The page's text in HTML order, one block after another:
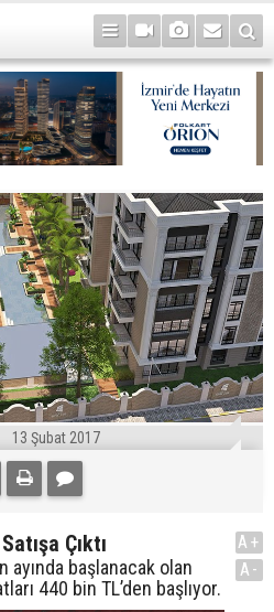
13 Şubat 2017
Çıktı
ayında başlanacak olan
440 bin TL’den başlıyor.
A+
A-